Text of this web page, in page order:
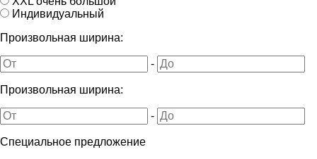
Индивидуальный
Произвольная ширина:
-
Произвольная ширина:
-
Специальное предложение